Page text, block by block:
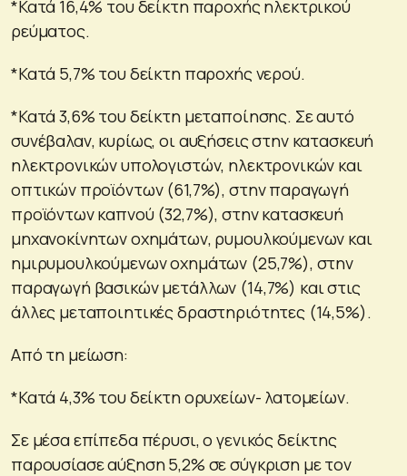
*Κατά 16,4% του δείκτη παροχής ηλεκτρικού
ρεύματος.
*Κατά 5,7% του δείκτη παροχής νερού.
*Κατά 3,6% του δείκτη μεταποίησης. Σε αυτό
συνέβαλαν, κυρίως, οι αυξήσεις στην κατασκευή
ηλεκτρονικών υπολογιστών, ηλεκτρονικών και
οπτικών προϊόντων (61,7%), στην παραγωγή
προϊόντων καπνού (32,7%), στην κατασκευή
μηχανοκίνητων οχημάτων, ρυμουλκούμενων και
ημιρυμουλκούμενων οχημάτων (25,7%), στην
παραγωγή βασικών μετάλλων (14,7%) και στις
άλλες μεταποιητικές δραστηριότητες (14,5%).
Από τη μείωση:
*Κατά 4,3% του δείκτη ορυχείων- λατομείων.
Σε μέσα επίπεδα πέρυσι, ο γενικός δείκτης
παρουσίασε αύξηση 5,2% σε σύγκριση με τον